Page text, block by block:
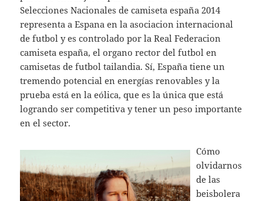
Selecciones Nacionales de camiseta españa 2014
representa a Espana en la asociacion internacional
de futbol y es controlado por la Real Federacion
camiseta españa, el organo rector del futbol en
camisetas de futbol tailandia. Sí, España tiene un
tremendo potencial en energías renovables y la
prueba está en la eólica, que es la única que está
logrando ser competitiva y tener un peso importante
en el sector.
Cómo
olvidarnos
de las
beisbolera